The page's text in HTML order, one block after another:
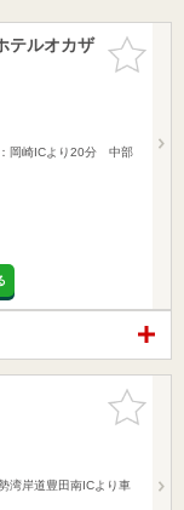
お気に入
りに追加
テルオカザ
岡崎ICより20分 中部
お気に入
りに追加
湾岸道豊田南ICより車